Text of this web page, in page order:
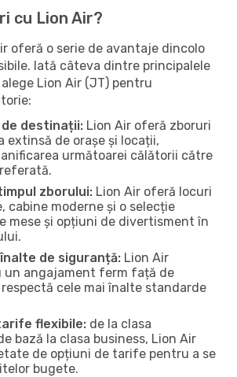
cu Lion Air?
oferă o serie de avantaje dincolo
Iată câteva dintre principalele
Lion Air (JT) pentru
de destinații: Lion Air oferă zboruri
extinsă de orașe și locații,
următoarei călătorii către
zborului: Lion Air oferă locuri
cabine moderne și o selecție
mese și opțiuni de divertisment în
de siguranță: Lion Air
un angajament ferm față de
cele mai înalte standarde
flexibile: de la clasa
bază la clasa business, Lion Air
de opțiuni de tarife pentru a se
bugete.